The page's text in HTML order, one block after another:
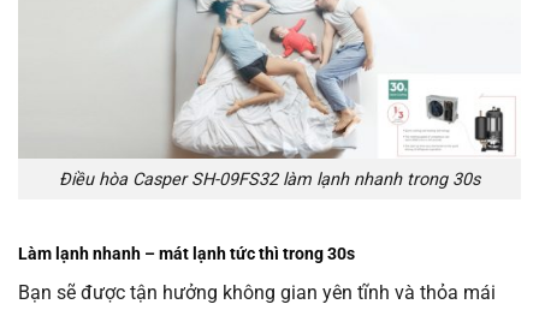
Điều hòa Casper SH-09FS32 làm lạnh nhanh trong 30s
Làm lạnh nhanh – mát lạnh tức thì trong 30s
Bạn sẽ được tận hưởng không gian yên tĩnh và thỏa mái